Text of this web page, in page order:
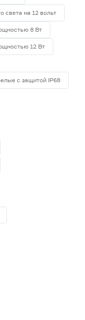
света на 12 вольт
8 Вт
12 Вт
с защитой IP68